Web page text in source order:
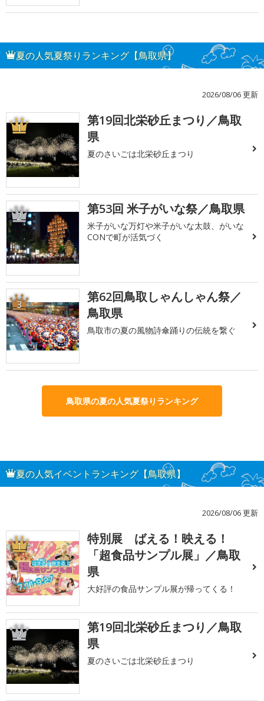
夏の人気夏祭りランキング【鳥取県】
2026/08/06 更新
1
第19回北栄砂丘まつり／鳥取
県
夏のさいごは北栄砂丘まつり
2 第53回 米子がいな祭／鳥取県
米子がいな万灯や米子がいな太鼓、がいな
CONで町が活気づく
3
第62回鳥取しゃんしゃん祭／
鳥取県
鳥取市の夏の風物詩傘踊りの伝統を繋ぐ
鳥取県の夏の人気夏祭りランキング
夏の人気イベントランキング【鳥取県】
2026/08/06 更新
1
特別展 ばえる！映える！
「超食品サンプル展」／鳥取
県
大好評の食品サンプル展が帰ってくる！
2
第19回北栄砂丘まつり／鳥取
県
夏のさいごは北栄砂丘まつり